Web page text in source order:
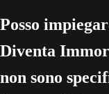
Posso
Diventa
non sono